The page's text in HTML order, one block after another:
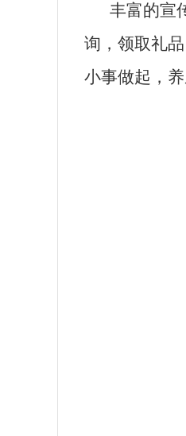
丰富的宣
询，领取礼
小事做起，